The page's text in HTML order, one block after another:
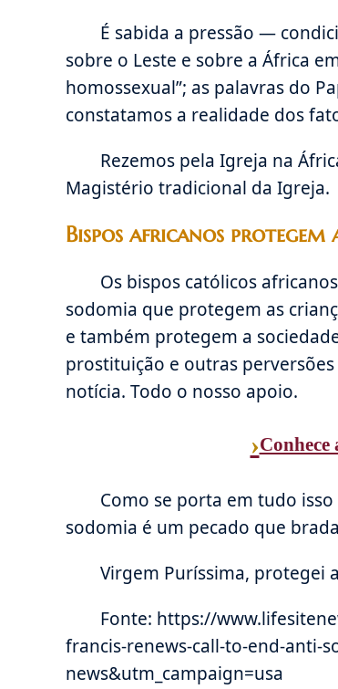
É sabida a pressão —
sobre o Leste e sobre a África
homossexual”; as palavras do
constatamos a realidade dos
Rezemos pela Igreja na
Magistério tradicional da Igreja.
Bispos africanos protegem
Os bispos católicos
sodomia que protegem as
e também protegem a
prostituição e outras
notícia. Todo o nosso apoio.
›Conhece
Como se porta em tudo
sodomia é um pecado que
Virgem Puríssima, protegei
Fonte: https://
francis-renews-call-to-end-anti-
news&utm_campaign=usa